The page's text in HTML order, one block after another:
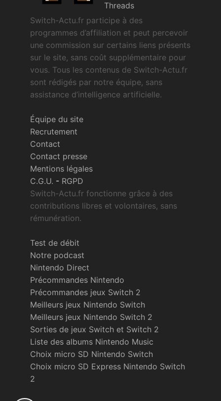
Threads
Switch-Actu.fr participe à des
programmes d’affiliation et peut percevoir
une commission sur certains liens présents
sur le site, sans coût supplémentaire pour
vous. Tous les contenus de Switch-Actu.fr
sont rédigés par notre équipe, sans
assistance d’intelligence artificielle.
Équipe du site
Recrutement
Contact
Contact presse
Mentions légales
C.G.U. - RGPD
Switch-Actu.fr fonctionne grâce à des
contributions libres et volontaires, sans
rémunération.
Test de débit
Notre podcast
Nintendo Direct
Précommandes Nintendo
Précommandes jeux Switch 2
Meilleurs jeux Nintendo Switch
Meilleurs jeux Nintendo Switch 2
Sorties de jeux Switch et Switch 2
Liste des albums Nintendo Music
Choix micro SD Nintendo Switch
Choix micro SD Express Nintendo Switch
2